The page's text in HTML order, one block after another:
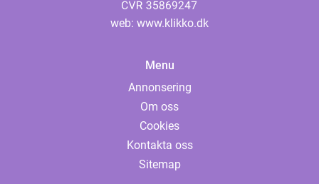
web: www.klikko.dk
Menu
Annonsering
Om oss
Cookies
Kontakta oss
Sitemap